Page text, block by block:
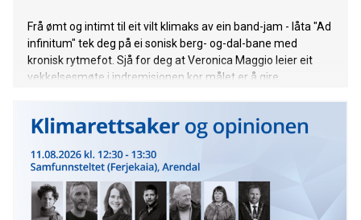
Frå ømt og intimt til eit vilt klimaks av ein band-jam - låta "Ad
infinitum" tek deg på ei sonisk berg- og-dal-bane med
kronisk rytmefot. Sjå for deg at Veronica Maggio leier eit
vekkelsesmøte i indremisjonen kor målet er å gire
krinsar kring at jaget mot noko nytt og sjølvrealisérande er
si komande plate "Mellom saltvatn og sola", er ute no!